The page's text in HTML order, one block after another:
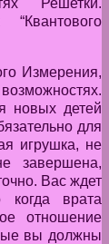
Решетки.
Измерения,
новых детей
для
игрушка, не
завершена,
Вас ждет
врата
отношение
вы должны